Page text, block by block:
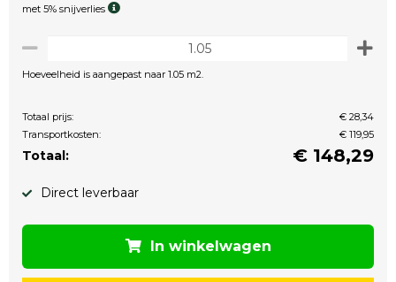
met 5% snijverlies
Hoeveelheid is aangepast naar 1.05 m2.
Totaal prijs:
€ 28,34
Transportkosten:
€ 119,95
Totaal: € 148,29
Direct leverbaar
In winkelwagen